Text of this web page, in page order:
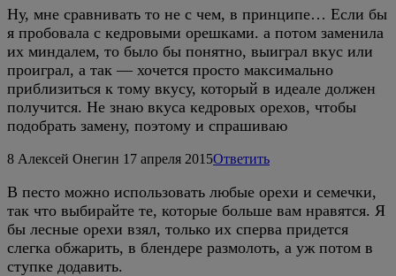
Ну, мне сравнивать то не с чем, в принципе… Если бы
я пробовала с кедровыми орешками. а потом заменила
их миндалем, то было бы понятно, выиграл вкус или
проиграл, а так — хочется просто максимально
приблизиться к тому вкусу, который в идеале должен
получится. Не знаю вкуса кедровых орехов, чтобы
подобрать замену, поэтому и спрашиваю
8 Алексей Онегин 17 апреля 2015Ответить
В песто можно использовать любые орехи и семечки,
так что выбирайте те, которые больше вам нравятся. Я
бы лесные орехи взял, только их сперва придется
слегка обжарить, в блендере размолоть, а уж потом в
ступке додавить.